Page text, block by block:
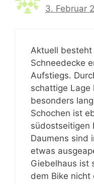
3. Februar
Aktuell
Schneedecke
Aufstiegs.
schattige Lage
besonders
Schochen ist
südostseitigen
Daumens sind
etwas
Giebelhaus ist
dem Bike